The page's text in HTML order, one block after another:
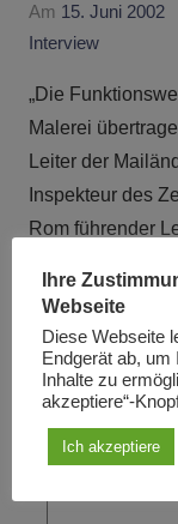
Am 15. Juni 2002
Interview
„Die
Malerei
Leiter der
Inspekteur des
Rom führender
Weiterlesen
Sie
2/2002: 550
Ihre
Webseite
Diese Webseite
Endgerät ab, um
Inhalte zu
akzeptiere“-
Ich akzeptiere